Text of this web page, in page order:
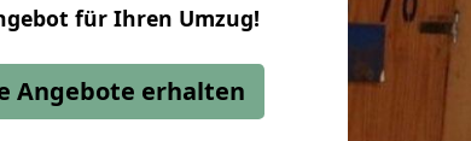
für Ihren Umzug!
Angebote erhalten